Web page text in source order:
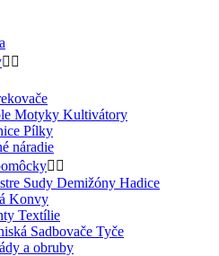
 
Motyky Kultivátory
Pílky
náradie
 
Sudy Demižóny Hadice
Konvy
Textílie
Sadbovače Tyče
a obruby